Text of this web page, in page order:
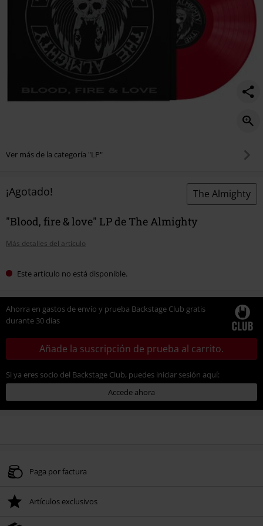
Ver más de la categoría "LP"
¡Agotado! The Almighty
"Blood, fire & love" LP de The Almighty
Más detalles del artículo
Este artículo no está disponible.
Ahorra en gastos de envío y prueba Backstage Club gratis
durante 30 días
Añade la suscripción de prueba al carrito.
Si ya eres socio del Backstage Club, puedes iniciar sesión aquí:
Accede ahora
Paga por factura
Artículos exclusivos